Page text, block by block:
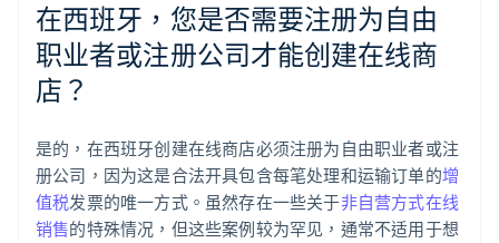
在西班牙，您是否需要注册为自由
职业者或注册公司才能创建在线商
店？
是的，在西班牙创建在线商店必须注册为自由职业者或注
册公司，因为这是合法开具包含每笔处理和运输订单的增
值税发票的唯一方式。虽然存在一些关于非自营方式在线
销售的特殊情况，但这些案例较为罕见，通常不适用于想